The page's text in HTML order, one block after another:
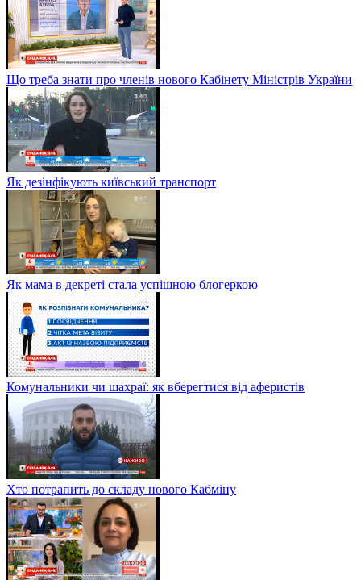
Що треба знати про членів нового Кабінету Міністрів України
Як дезінфікують київський транспорт
Як мама в декреті стала успішною блогеркою
Комунальники чи шахраї: як вберегтися від аферистів
Хто потрапить до складу нового Кабміну